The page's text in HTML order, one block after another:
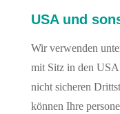
USA und
Wir verwenden
mit Sitz in den USA
nicht sicheren
können Ihre